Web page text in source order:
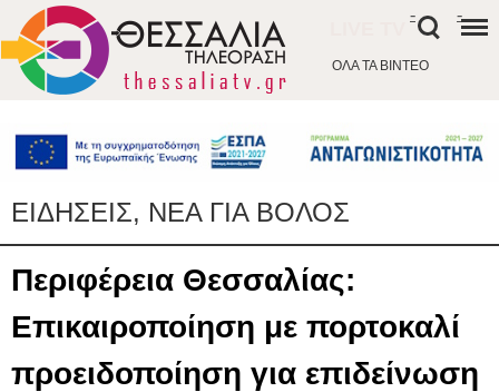
ΟΛΑ ΤΑ ΒΙΝΤΕΟ
- -
ΕΙΔΗΣΕΙΣ, ΝΕΑ ΓΙΑ ΒΟΛΟΣ
Περιφέρεια Θεσσαλίας:
Επικαιροποίηση με πορτοκαλί
προειδοποίηση για επιδείνωση